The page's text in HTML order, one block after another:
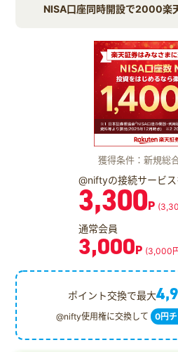
NISA口座同時開設で2000楽
獲得条件：新規総
@niftyの接続サービ
3,300P
通常会員
3,000P (3,000
ポイント交換で最大
@nifty使用権に交換して 0円